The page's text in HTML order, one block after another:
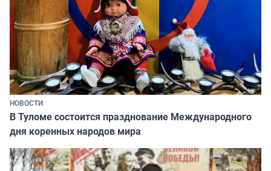
НОВОСТИ
В Туломе состоится празднование Международного
дня коренных народов мира